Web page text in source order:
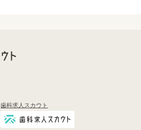
歯科求人スカウト